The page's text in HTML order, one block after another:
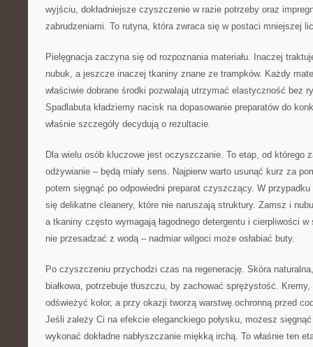
wyjściu, dokładniejsze czyszczenie w razie potrzeby oraz
zabrudzeniami. To rutyna, która zwraca się w postaci mniejszej
Pielęgnacja zaczyna się od rozpoznania materiału. Inaczej
nubuk, a jeszcze inaczej tkaniny znane ze trampków. Każdy
właściwie dobrane środki pozwalają utrzymać elastyczność bez
Spadlabuta kładziemy nacisk na dopasowanie preparatów do
właśnie szczegóły decydują o rezultacie.
Dla wielu osób kluczowe jest oczyszczanie. To etap, od którego
odżywianie – będą miały sens. Najpierw warto usunąć kurz za
potem sięgnąć po odpowiedni preparat czyszczący. W przypadku
się delikatne cleanery, które nie naruszają struktury. Zamsz i
a tkaniny często wymagają łagodnego detergentu i cierpliwości
nie przesadzać z wodą – nadmiar wilgoci może osłabiać buty.
Po czyszczeniu przychodzi czas na regenerację. Skóra
białkowa, potrzebuje tłuszczu, by zachować sprężystość.
odświeżyć kolor, a przy okazji tworzą warstwę ochronną przed
Jeśli zależy Ci na efekcie eleganckiego połysku, możesz
wykonać dokładne nabłyszczanie miękką irchą. To właśnie ten